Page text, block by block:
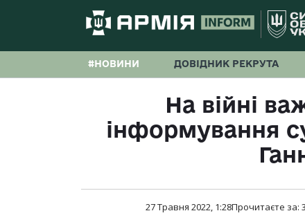
#НОВИНИ ДОВІДНИК РЕКРУТА
На війні
інформування
27 Травня 2022, 1:28Прочитаєте за: 3